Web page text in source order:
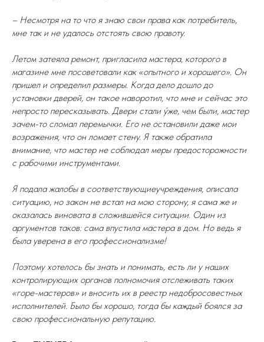
– Несмотря на то что я знаю свои права как потребитель,
мне так и не удалось отстоять свою правоту.
Летом затеяла ремонт, пригласила мастера, которого в
магазине мне посоветовали как «опытного и хорошего». Он
пришел и определил размеры. Когда дело дошло до
установки дверей, он такое наворотил, что мне и сейчас это
непросто пересказывать. Двери стали ýже, чем были, мастер
зачем-то сломал перемычки. Его не остановили даже мои
возражения, что он ломает стену. Я также обратила
внимание, что мастер не соблюдал меры предосторожности
с рабочими инструментами.
Я подала жалобы в соответствующиеучреждения, описала
ситуацию, но закон не встал на мою сторону, я сама же и
оказалась виновата в сложившейся ситуации. Один из
аргументов таков: сама впустила мастера в дом. Но ведь я
была уверена в его профессионализме!
Поэтому хотелось бы знать и понимать, есть ли у наших
контролирующих органов полномочия отслеживать таких
«горе-мастеров» и вносить их в реестр недобросовестных
исполнителей. Было бы хорошо, тогда бы каждый боялся за
свою профессиональную репутацию.